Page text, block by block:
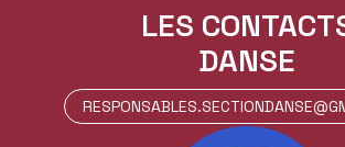
LES
DANSE